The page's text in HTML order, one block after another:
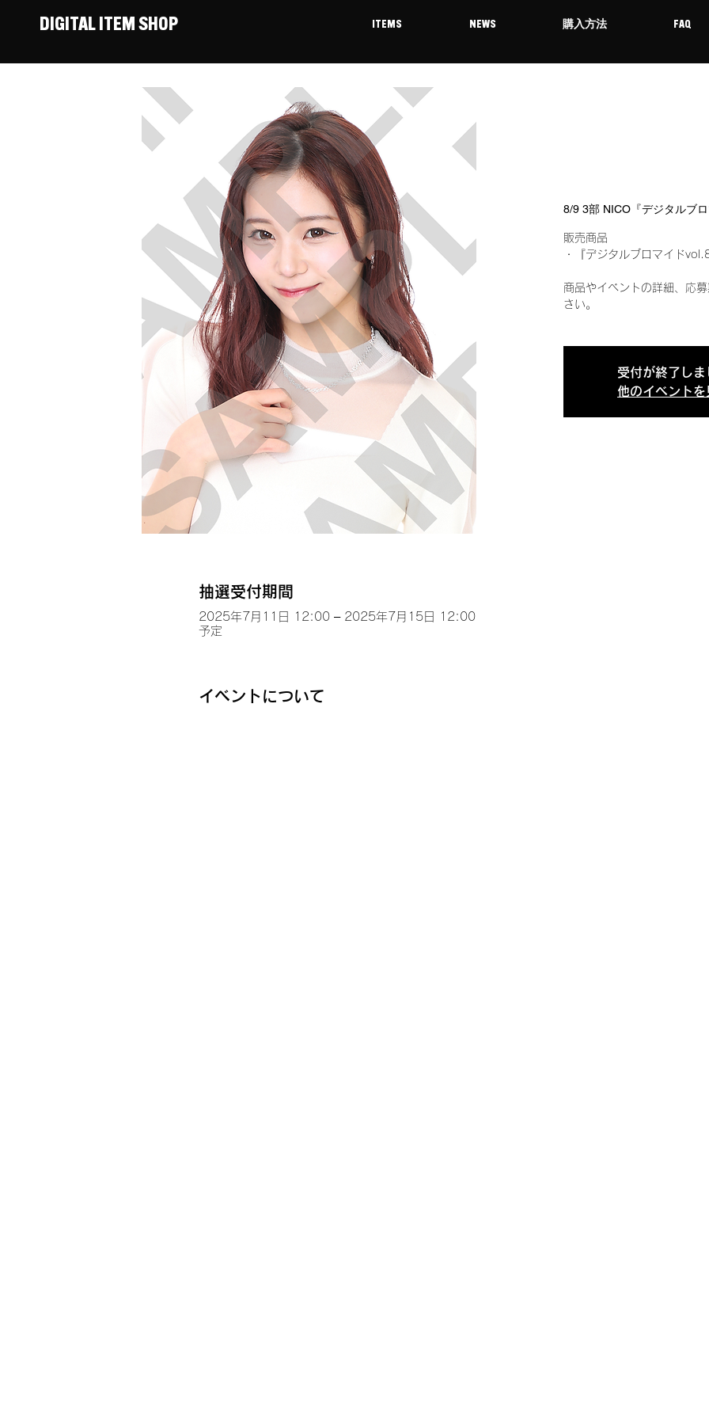
DIGITAL ITEM SHOP ITEMS NEWS 購入方法 FAQ
8/9 3部 NICO『デジタルブ
販売商品
・『デジタルブロマイド
商品やイベントの詳細、応
さい。
受付が終了しま
他のイベントを
抽選受付期間
2025年7月11日 12:00 – 2025年7月15日 12:00
予定
イベントについて